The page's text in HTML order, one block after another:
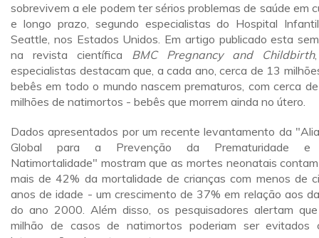
sobrevivem a ele podem ter sérios problemas de saúde em
e longo prazo, segundo especialistas do Hospital
Seattle, nos Estados Unidos. Em artigo publicado esta
na revista científica BMC Pregnancy and Childbirth
especialistas destacam que, a cada ano, cerca de 13
bebês em todo o mundo nascem prematuros, com cerca
milhões de natimortos - bebês que morrem ainda no útero.
Dados apresentados por um recente levantamento da
Global para a Prevenção da Prematuridade
Natimortalidade" mostram que as mortes neonatais
mais de 42% da mortalidade de crianças com menos de
anos de idade - um crescimento de 37% em relação aos
do ano 2000. Além disso, os pesquisadores alertam
milhão de casos de natimortos poderiam ser evitados